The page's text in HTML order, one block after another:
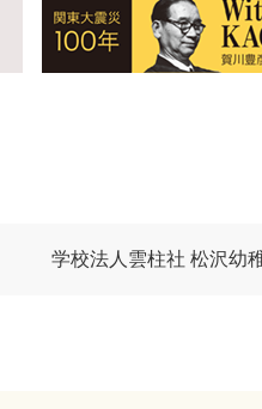
学校法人雲柱社 松沢幼